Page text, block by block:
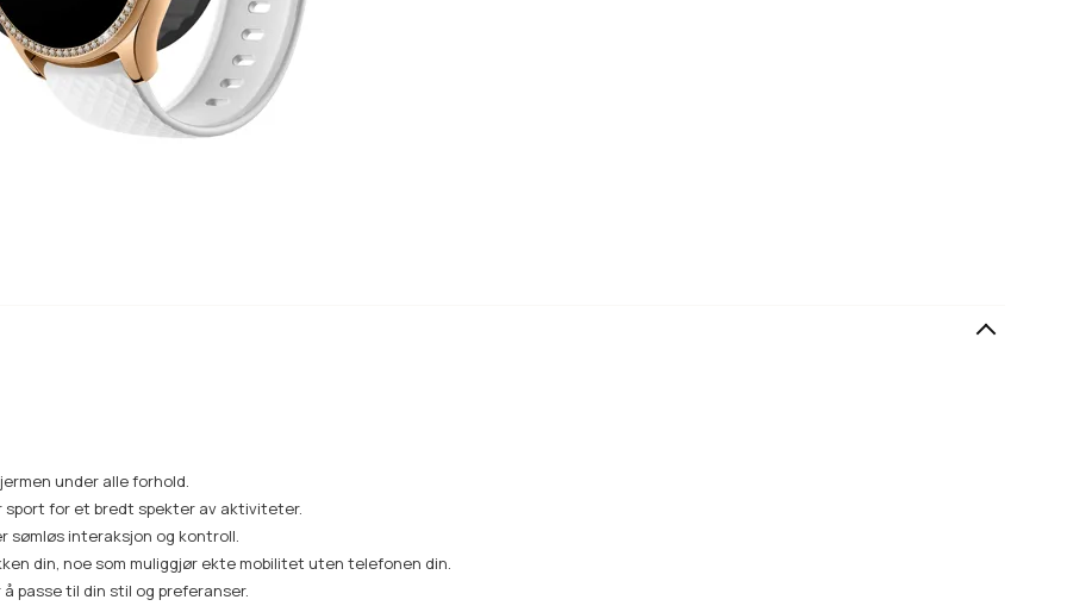
under alle forhold.
for et bredt spekter av aktiviteter.
sømløs interaksjon og kontroll.
din, noe som muliggjør ekte mobilitet uten telefonen din.
passe til din stil og preferanser.